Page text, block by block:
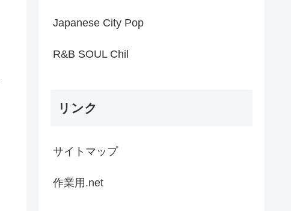
Japanese City Pop
R&B SOUL Chil
リンク
サイトマップ
作業用.net